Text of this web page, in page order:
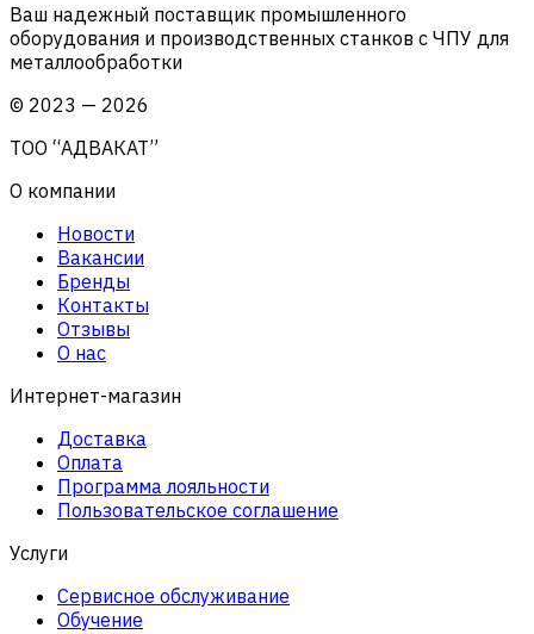
Ваш надежный поставщик промышленного
оборудования и производственных станков с ЧПУ для
металлообработки
© 2023 — 2026
ТОО “АДВАКАТ”
О компании
Новости
Вакансии
Бренды
Контакты
Отзывы
О нас
Интернет-магазин
Доставка
Оплата
Программа лояльности
Пользовательское соглашение
Услуги
Сервисное обслуживание
Обучение